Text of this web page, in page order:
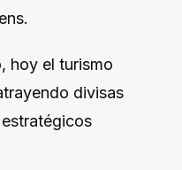
hoy el turismo
divisas